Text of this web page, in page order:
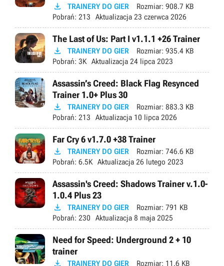
 TRAINERY DO GIER Rozmiar: 908.7 KB
Pobrań: 213 Aktualizacja 23 czerwca 2026
The Last of Us: Part I v1.1.1 +26 Trainer
 TRAINERY DO GIER Rozmiar: 935.4 KB
Pobrań: 3K Aktualizacja 24 lipca 2023
Assassin’s Creed: Black Flag Resynced
Trainer 1.0+ Plus 30
 TRAINERY DO GIER Rozmiar: 883.3 KB
Pobrań: 213 Aktualizacja 10 lipca 2026
Far Cry 6 v1.7.0 +38 Trainer
 TRAINERY DO GIER Rozmiar: 746.6 KB
Pobrań: 6.5K Aktualizacja 26 lutego 2023
Assassin's Creed: Shadows Trainer v.1.0-
1.0.4 Plus 23
 TRAINERY DO GIER Rozmiar: 791 KB
Pobrań: 230 Aktualizacja 8 maja 2025
Need for Speed: Underground 2 + 10
trainer
TRAINERY DO GIER Rozmiar: 11.6 KB